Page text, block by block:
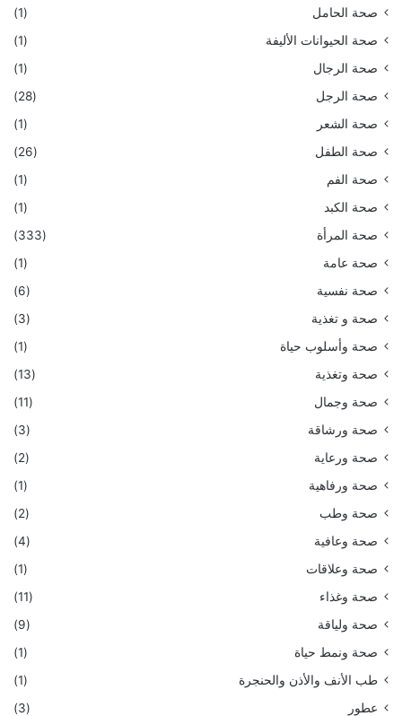
صحة الحامل
(1)
صحة الحيوانات الأليفة
(1)
صحة الرجال
(1)
صحة الرجل
(28)
صحة الشعر
(1)
صحة الطفل
(26)
صحة الفم
(1)
صحة الكبد
(1)
صحة المرأة
(333)
صحة عامة
(1)
صحة نفسية
(6)
صحة و تغذية
(3)
صحة وأسلوب حياة
(1)
صحة وتغذية
(13)
صحة وجمال
(11)
صحة ورشاقة
(3)
صحة ورعاية
(2)
صحة ورفاهية
(1)
صحة وطب
(2)
صحة وعافية
(4)
صحة وعلاقات
(1)
صحة وغذاء
(11)
صحة ولياقة
(9)
صحة ونمط حياة
(1)
طب الأنف والأذن والحنجرة
(1)
عطور
(3)